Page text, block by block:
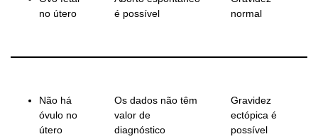
no útero
é possível
normal
Não há
óvulo no
útero
Os dados não têm
valor de
diagnóstico
Gravidez
ectópica é
possível